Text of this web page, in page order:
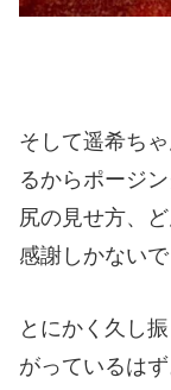
そして遥希ち
るからポージ
尻の見せ方、
感謝しかないで
とにかく久し
がっているはず